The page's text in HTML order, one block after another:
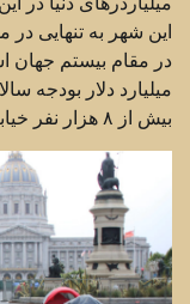
این شهر به تنهایی
میلیارد دلار بودجه
بیش از ۸ هزار نفر خیابان خواب دارد.